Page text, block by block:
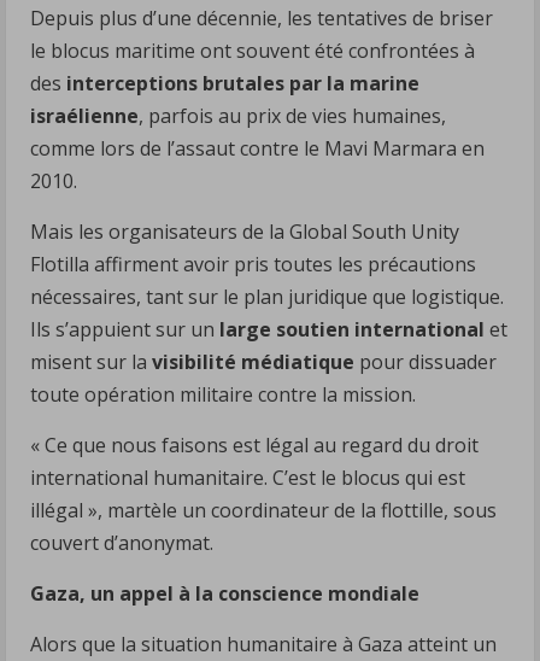
Depuis plus d’une décennie, les tentatives de briser
le blocus maritime ont souvent été confrontées à
des interceptions brutales par la marine
israélienne, parfois au prix de vies humaines,
comme lors de l’assaut contre le Mavi Marmara en
2010.
Mais les organisateurs de la Global South Unity
Flotilla affirment avoir pris toutes les précautions
nécessaires, tant sur le plan juridique que logistique.
Ils s’appuient sur un large soutien international et
misent sur la visibilité médiatique pour dissuader
toute opération militaire contre la mission.
« Ce que nous faisons est légal au regard du droit
international humanitaire. C’est le blocus qui est
illégal », martèle un coordinateur de la flottille, sous
couvert d’anonymat.
Gaza, un appel à la conscience mondiale
Alors que la situation humanitaire à Gaza atteint un